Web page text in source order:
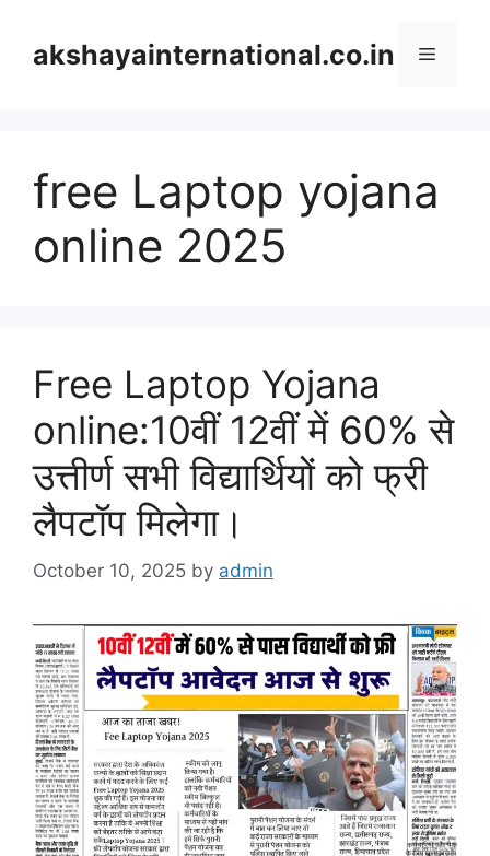
contentakshayainternational.co.in Menu
free Laptop yojana
online 2025
Free Laptop Yojana
online:10वीं 12वीं में 60% से
उत्तीर्ण सभी विद्यार्थियों को फ्री
लैपटॉप मिलेगा।
October 10, 2025 by admin